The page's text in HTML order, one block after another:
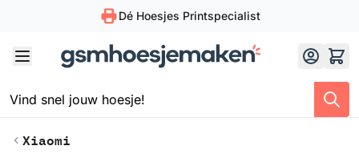
Dé Hoesjes Printspecialist
Xiaomi